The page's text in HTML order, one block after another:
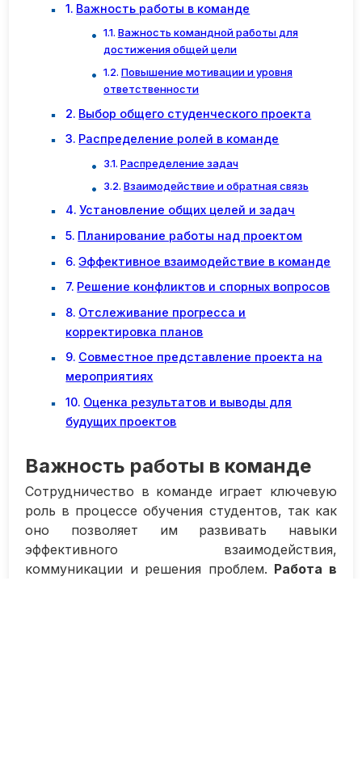
Важность работы в команде
Важность командной работы для
достижения общей цели
Повышение мотивации и уровня
ответственности
Выбор общего студенческого проекта
Распределение ролей в команде
Распределение задач
Взаимодействие и обратная связь
Установление общих целей и задач
Планирование работы над проектом
Эффективное взаимодействие в команде
Решение конфликтов и спорных вопросов
Отслеживание прогресса и
корректировка планов
Совместное представление проекта на
мероприятиях
Оценка результатов и выводы для
будущих проектов
Важность работы в команде
Сотрудничество в команде играет ключевую
роль в процессе обучения студентов, так как
оно позволяет им развивать навыки
эффективного взаимодействия,
коммуникации и решения проблем. Работа в